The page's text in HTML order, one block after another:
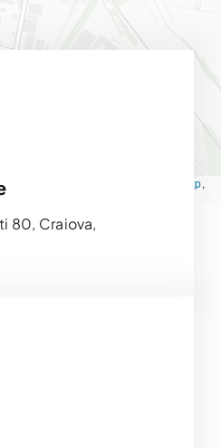
OpenStreetMap,
80, Craiova,